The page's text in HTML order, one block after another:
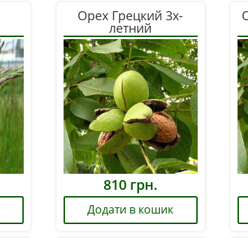
Орех Грецкий 3х-
летний
810грн.
Додати в кошик